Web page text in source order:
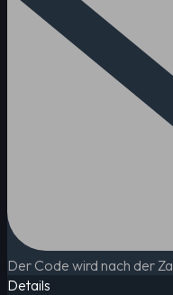
Der Code wird nach der
Details